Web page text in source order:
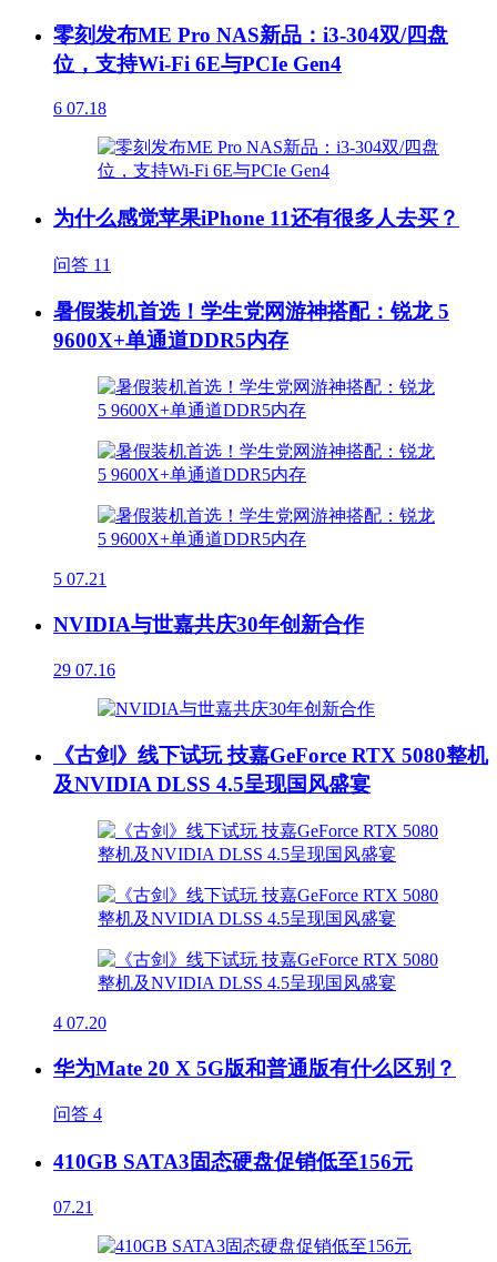
零刻发布ME Pro NAS新品：i3-304双/四盘
位，支持Wi-Fi 6E与PCIe Gen4
6 07.18
为什么感觉苹果iPhone 11还有很多人去买？
问答 11
暑假装机首选！学生党网游神搭配：锐龙 5
9600X+单通道DDR5内存
5 07.21
NVIDIA与世嘉共庆30年创新合作
29 07.16
《古剑》线下试玩 技嘉GeForce RTX 5080整机
及NVIDIA DLSS 4.5呈现国风盛宴
4 07.20
华为Mate 20 X 5G版和普通版有什么区别？
问答 4
410GB SATA3固态硬盘促销低至156元
07.21